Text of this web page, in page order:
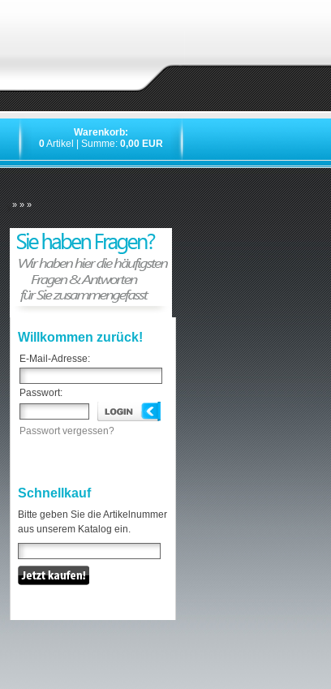
Warenkorb:
0Artikel | Summe: 0,00 EUR
»»»
Willkommen zurück!
E-Mail-Adresse:
Passwort:
Passwort vergessen?
Schnellkauf
Bitte geben Sie die Artikelnummer
aus unserem Katalog ein.